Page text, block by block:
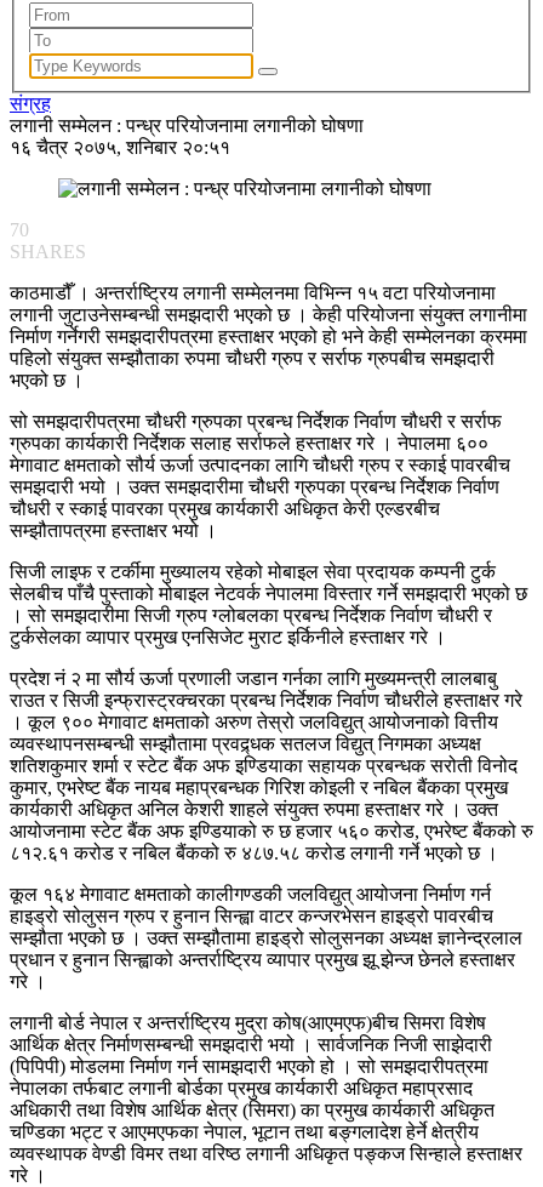
संग्रह
लगानी सम्मेलन : पन्ध्र परियोजनामा लगानीको घोषणा
१६ चैत्र २०७५, शनिबार २०:५१
70
SHARES
काठमाडौँ । अन्तर्राष्ट्रिय लगानी सम्मेलनमा विभिन्न १५ वटा परियोजनामा
लगानी जुटाउनेसम्बन्धी समझदारी भएको छ । केही परियोजना संयुक्त लगानीमा
निर्माण गर्नेगरी समझदारीपत्रमा हस्ताक्षर भएको हो भने केही सम्मेलनका क्रममा
पहिलो संयुक्त सम्झौताका रुपमा चौधरी ग्रुप र सर्राफ ग्रुपबीच समझदारी
भएको छ ।
सो समझदारीपत्रमा चौधरी ग्रुपका प्रबन्ध निर्देशक निर्वाण चौधरी र सर्राफ
ग्रुपका कार्यकारी निर्देशक सलाह सर्राफले हस्ताक्षर गरे । नेपालमा ६००
मेगावाट क्षमताको सौर्य ऊर्जा उत्पादनका लागि चौधरी ग्रुप र स्काई पावरबीच
समझदारी भयो । उक्त समझदारीमा चौधरी ग्रुपका प्रबन्ध निर्देशक निर्वाण
चौधरी र स्काई पावरका प्रमुख कार्यकारी अधिकृत केरी एल्डरबीच
सम्झौतापत्रमा हस्ताक्षर भयो ।
सिजी लाइफ र टर्कीमा मुख्यालय रहेको मोबाइल सेवा प्रदायक कम्पनी टुर्क
सेलबीच पाँचै पुस्ताको मोबाइल नेटवर्क नेपालमा विस्तार गर्ने समझदारी भएको छ
। सो समझदारीमा सिजी ग्रुप ग्लोबलका प्रबन्ध निर्देशक निर्वाण चौधरी र
टुर्कसेलका व्यापार प्रमुख एनसिजेट मुराट इर्किनीले हस्ताक्षर गरे ।
प्रदेश नं २ मा सौर्य ऊर्जा प्रणाली जडान गर्नका लागि मुख्यमन्त्री लालबाबु
राउत र सिजी इन्फ्रास्ट्रक्चरका प्रबन्ध निर्देशक निर्वाण चौधरीले हस्ताक्षर गरे
। कूल ९०० मेगावाट क्षमताको अरुण तेस्रो जलविद्युत् आयोजनाको वित्तीय
व्यवस्थापनसम्बन्धी सम्झौतामा प्रवद्र्धक सतलज विद्युत् निगमका अध्यक्ष
शतिशकुमार शर्मा र स्टेट बैंक अफ इण्डियाका सहायक प्रबन्धक सरोती विनोद
कुमार, एभरेष्ट बैंक नायब महाप्रबन्धक गिरिश कोइली र नबिल बैंकका प्रमुख
कार्यकारी अधिकृत अनिल केशरी शाहले संयुक्त रुपमा हस्ताक्षर गरे । उक्त
आयोजनामा स्टेट बैंक अफ इण्डियाको रु छ हजार ५६० करोड, एभरेष्ट बैंकको रु
८१२.६१ करोड र नबिल बैंकको रु ४८७.५८ करोड लगानी गर्ने भएको छ ।
कूल १६४ मेगावाट क्षमताको कालीगण्डकी जलविद्युत् आयोजना निर्माण गर्न
हाइड्रो सोलुसन ग्रुप र हुनान सिन्ह्वा वाटर कन्जरभेसन हाइड्रो पावरबीच
सम्झौता भएको छ । उक्त सम्झौतामा हाइड्रो सोलुसनका अध्यक्ष ज्ञानेन्द्रलाल
प्रधान र हुनान सिन्ह्वाको अन्तर्राष्ट्रिय व्यापार प्रमुख झू झेन्ज छेनले हस्ताक्षर
गरे ।
लगानी बोर्ड नेपाल र अन्तर्राष्ट्रिय मुद्रा कोष(आएमएफ)बीच सिमरा विशेष
आर्थिक क्षेत्र निर्माणसम्बन्धी समझदारी भयो । सार्वजनिक निजी साझेदारी
(पिपिपी) मोडलमा निर्माण गर्न सामझदारी भएको हो । सो समझदारीपत्रमा
नेपालका तर्फबाट लगानी बोर्डका प्रमुख कार्यकारी अधिकृत महाप्रसाद
अधिकारी तथा विशेष आर्थिक क्षेत्र (सिमरा) का प्रमुख कार्यकारी अधिकृत
चण्डिका भट्ट र आएमएफका नेपाल, भूटान तथा बङ्गलादेश हेर्ने क्षेत्रीय
व्यवस्थापक वेण्डी विमर तथा वरिष्ठ लगानी अधिकृत पङ्कज सिन्हाले हस्ताक्षर
गरे ।